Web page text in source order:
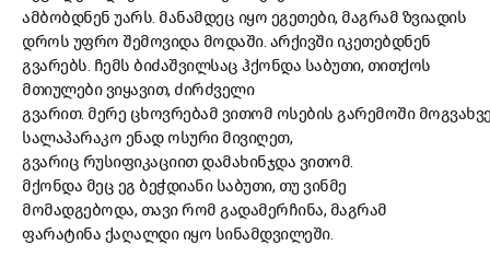
ამბობდნენ უარს. მანამდეც იყო ეგეთები, მაგრამ ზვიადის
დროს უფრო შემოვიდა მოდაში. არქივში იკეთებდნენ
გვარებს. ჩემს ბიძაშვილსაც ჰქონდა საბუთი, თითქოს
მთიულები ვიყავით, ძირძველი
გვარით. მერე ცხოვრებამ ვითომ ოსების გარემოში
სალაპარაკო ენად ოსური მივიღეთ,
გვარიც რუსიფიკაციითდამახინჯდა ვითომ.
მქონდა მეც ეგ ბეჭდიანი საბუთი, თუ ვინმე
მომადგებოდა, თავი რომ გადამერჩინა, მაგრამ
ფარატინა ქაღალდი იყო სინამდვილეში.